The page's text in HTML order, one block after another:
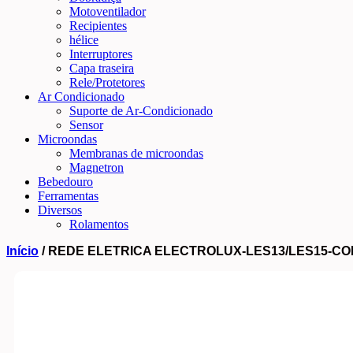
Motoventilador
Recipientes
hélice
Interruptores
Capa traseira
Rele/Protetores
Ar Condicionado
Suporte de Ar-Condicionado
Sensor
Microondas
Membranas de microondas
Magnetron
Bebedouro
Ferramentas
Diversos
Rolamentos
Início / REDE ELETRICA ELECTROLUX-LES13/LES15-